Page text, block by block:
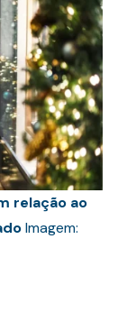
relação ao
Imagem: